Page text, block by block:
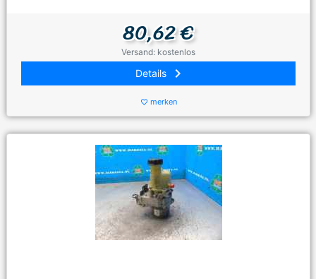
80,62 €
Versand: kostenlos
Details keyboard_arrow_right
favorite_border merken